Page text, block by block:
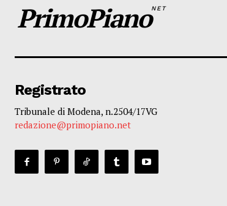
PrimoPianoNET
Registrato
Tribunale di Modena, n.2504/17VG
redazione@primopiano.net